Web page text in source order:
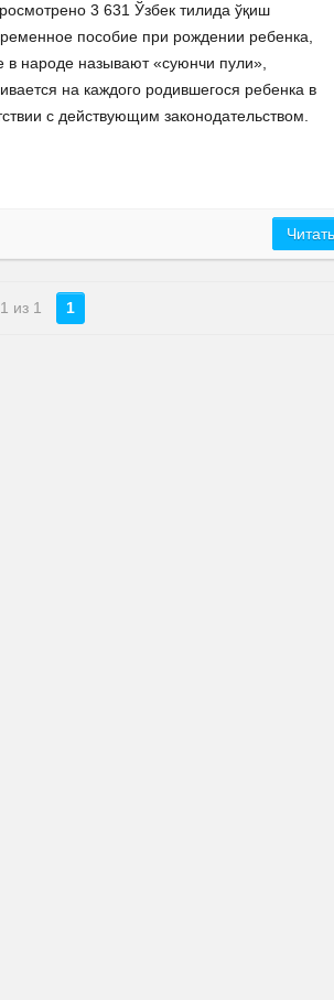
3 631 Ўзбек тилида ўқиш
пособие при рождении ребенка,
в народе называют «суюнчи пули»,
на каждого родившегося ребенка в
с действующим законодательством.
Читать
из 1 1